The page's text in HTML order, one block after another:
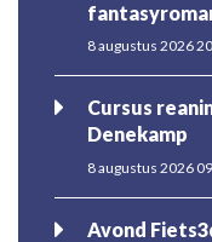
8 augustus 2026
Cursus
Denekamp
8 augustus 2026
Avond